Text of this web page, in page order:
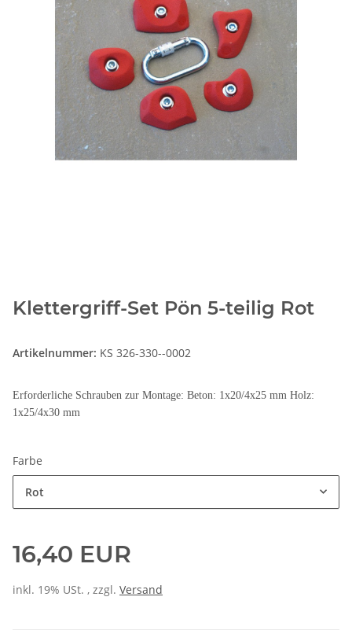
Klettergriff-Set Pön 5-teilig Rot
Artikelnummer: KS 326-330--0002
Erforderliche Schrauben zur Montage: Beton: 1x20/4x25 mm Holz:
1x25/4x30 mm
Farbe
Rot
16,40 EUR
inkl. 19% USt. , zzgl. Versand